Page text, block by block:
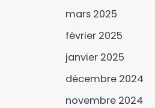
mars 2025
février 2025
janvier 2025
décembre 2024
novembre 2024
5
6